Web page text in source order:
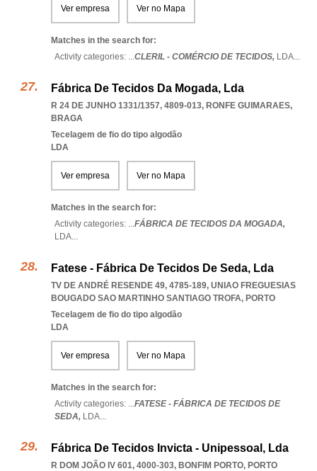
Ver empresa Ver no Mapa
Matches in the search for:
Activity categories: ...CLERIL - COMÉRCIO DE TECIDOS, LDA...
Fábrica De Tecidos Da Mogada, Lda
R 24 DE JUNHO 1331/1357, 4809-013, RONFE GUIMARAES,
BRAGA
Tecelagem de fio do tipo algodão
LDA
Ver empresa Ver no Mapa
Matches in the search for:
Activity categories: ...FÁBRICA DE TECIDOS DA MOGADA,
LDA...
Fatese - Fábrica De Tecidos De Seda, Lda
TV DE ANDRÉ RESENDE 49, 4785-189, UNIAO FREGUESIAS
BOUGADO SAO MARTINHO SANTIAGO TROFA, PORTO
Tecelagem de fio do tipo algodão
LDA
Ver empresa Ver no Mapa
Matches in the search for:
Activity categories: ...FATESE - FÁBRICA DE TECIDOS DE
SEDA, LDA...
Fábrica De Tecidos Invicta - Unipessoal, Lda
R DOM JOÃO IV 601, 4000-303, BONFIM PORTO, PORTO